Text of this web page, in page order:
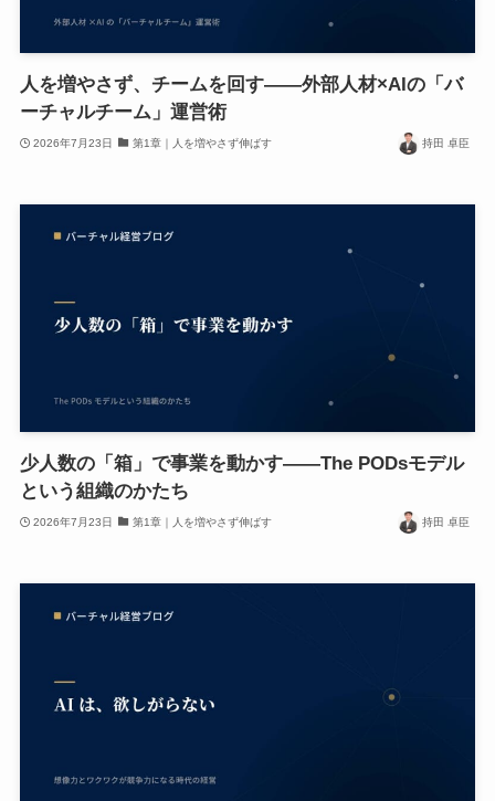
人を増やさず、チームを回す——外部人材×AIの「バ
ーチャルチーム」運営術
2026年7月23日 第1章｜人を増やさず伸ばす 持田 卓臣
少人数の「箱」で事業を動かす——The PODsモデル
という組織のかたち
2026年7月23日 第1章｜人を増やさず伸ばす 持田 卓臣